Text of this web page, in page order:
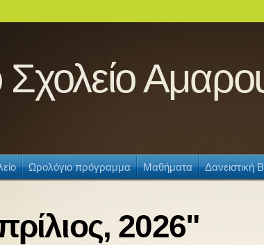
Σχολείο
Ωρολόγιο πρόγραμμα Μαθήματα Δανειστική
2026"